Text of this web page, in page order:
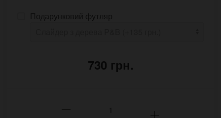
Подарунковий футляр
730 грн.